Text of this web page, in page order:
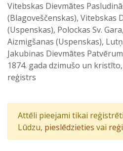
Vitebskas Dievmātes
(Blagoveščenskas), Vitebskas
(Uspenskas), Polockas Sv.
Aizmigšanas (Uspenskas),
Jakubinas Dievmātes
1874. gada dzimušo un
reģistrs
Attēli pieejami tikai
Lūdzu, pieslēdzieties vai